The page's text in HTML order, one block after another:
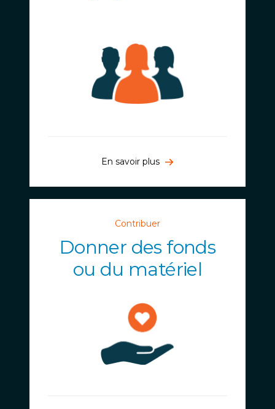
En savoir plus
Contribuer
Donner des fonds
ou du matériel